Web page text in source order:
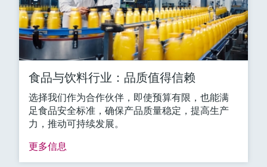
食品与饮料行业：品质值得信赖
选择我们作为合作伙伴，即使预算有限，也能满
足食品安全标准，确保产品质量稳定，提高生产
力，推动可持续发展。
更多信息